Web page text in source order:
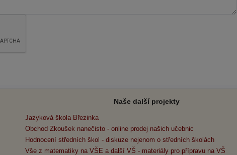
Naše další projekty
Jazyková škola Březinka
Obchod Zkoušek nanečisto - online prodej našich učebnic
Hodnocení středních škol - diskuze nejenom o středních školách
Vše z matematiky na VŠE a další VŠ - materiály pro přípravu na VŠ